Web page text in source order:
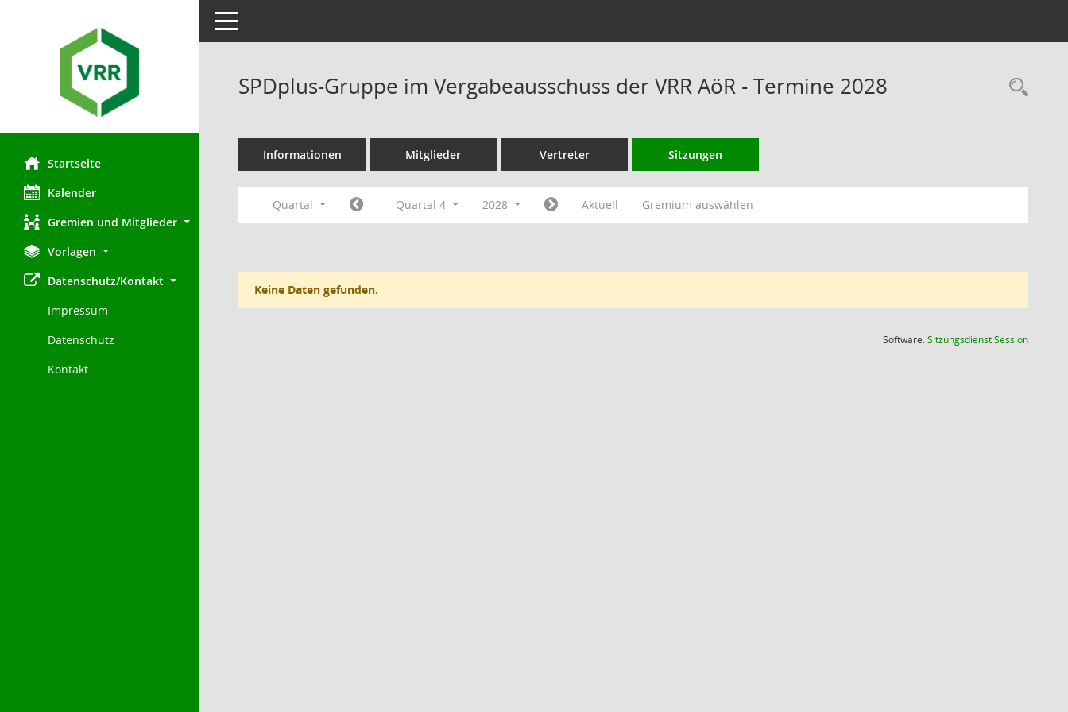
Startseite
Kalender
Gremien und Mitglieder
Vorlagen
Datenschutz/Kontakt
Impressum
Datenschutz
Kontakt
Toggle navigation
SPDplus-Gruppe im Vergabeausschuss der VRR AöR - Termine 2028
Informationen Mitglieder Vertreter Sitzungen
Quartal Quartal 4 2028 Aktuell Gremium auswählen
Keine Daten gefunden.
Software:SitzungsdienstSession(Wird in